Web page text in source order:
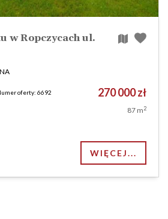
w Ropczycach ul.
oferty: 6692 270 000 zł
87 m2
WIĘCEJ...